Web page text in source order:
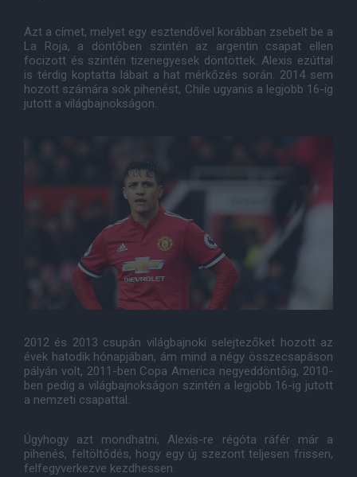
Azt a címet, melyet egy esztendővel korábban zsebelt be a
La Roja, a döntőben szintén az argentin csapat ellen
focizott és szintén tizenegyesek döntöttek. Alexis ezúttal
is térdig koptatta lábait a hat mérkőzés során. 2014 sem
hozott számára sok pihenést, Chile ugyanis a legjobb 16-ig
jutott a világbajnokságon.
2012 és 2013 csupán világbajnoki selejtezőket hozott az
évek hatodik hónapjában, ám mind a négy összecsapáson
pályán volt, 2011-ben Copa America negyeddöntőig, 2010-
ben pedig a világbajnokságon szintén a legjobb 16-ig jutott
a nemzeti csapattal.
Úgyhogy azt mondhatni, Alexis-re régóta ráfér már a
pihenés, feltöltődés, hogy egy új szezont teljesen frissen,
felfegyverkezve kezdhessen.